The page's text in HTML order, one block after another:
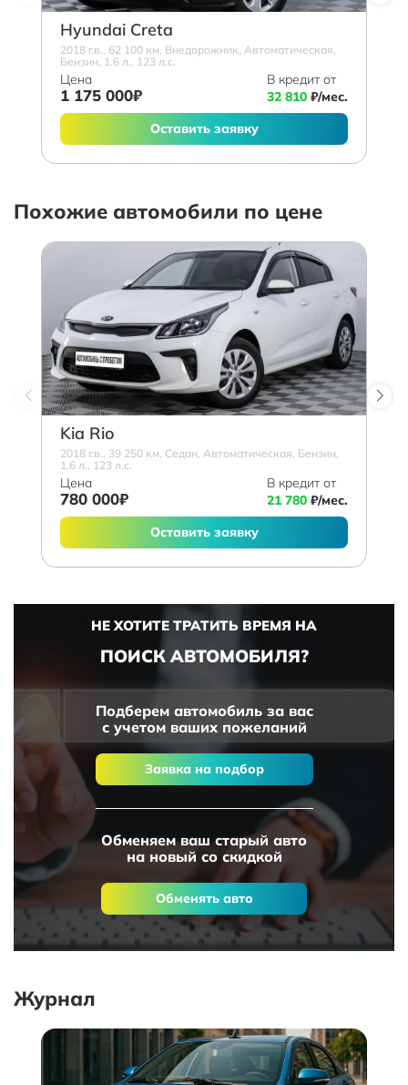
Hyundai Creta
2018 г.в., 62 100 км, Внедорожник, Автоматическая,
Бензин, 1.6 л., 123 л.с.
Цена
1 175 000₽
В кредит от
32 810 ₽/мес.
Оставить заявку
Похожие автомобили по цене
Kia Rio
2018 г.в., 39 250 км, Седан, Автоматическая, Бензин,
1.6 л., 123 л.с.
Цена
780 000₽
В кредит от
21 780 ₽/мес.
Оставить заявку
НЕ ХОТИТЕ ТРАТИТЬ ВРЕМЯ НА
ПОИСК АВТОМОБИЛЯ?
Подберем автомобиль за вас
с учетом ваших пожеланий
Заявка на подбор
Обменяем ваш старый авто
на новый со скидкой
Обменять авто
Журнал